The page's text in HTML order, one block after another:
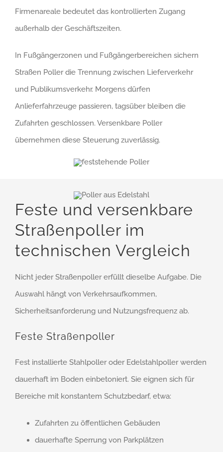
Firmenareale bedeutet das kontrollierten Zugang
außerhalb der Geschäftszeiten.
In Fußgängerzonen und Fußgängerbereichen sichern
Straßen Poller die Trennung zwischen Lieferverkehr
und Publikumsverkehr. Morgens dürfen
Anlieferfahrzeuge passieren, tagsüber bleiben die
Zufahrten geschlossen. Versenkbare Poller
übernehmen diese Steuerung zuverlässig.
Feste und versenkbare
Straßenpoller im
technischen Vergleich
Nicht jeder Straßenpoller erfüllt dieselbe Aufgabe. Die
Auswahl hängt von Verkehrsaufkommen,
Sicherheitsanforderung und Nutzungsfrequenz ab.
Feste Straßenpoller
Fest installierte Stahlpoller oder Edelstahlpoller werden
dauerhaft im Boden einbetoniert. Sie eignen sich für
Bereiche mit konstantem Schutzbedarf, etwa:
Zufahrten zu öffentlichen Gebäuden
dauerhafte Sperrung von Parkplätzen